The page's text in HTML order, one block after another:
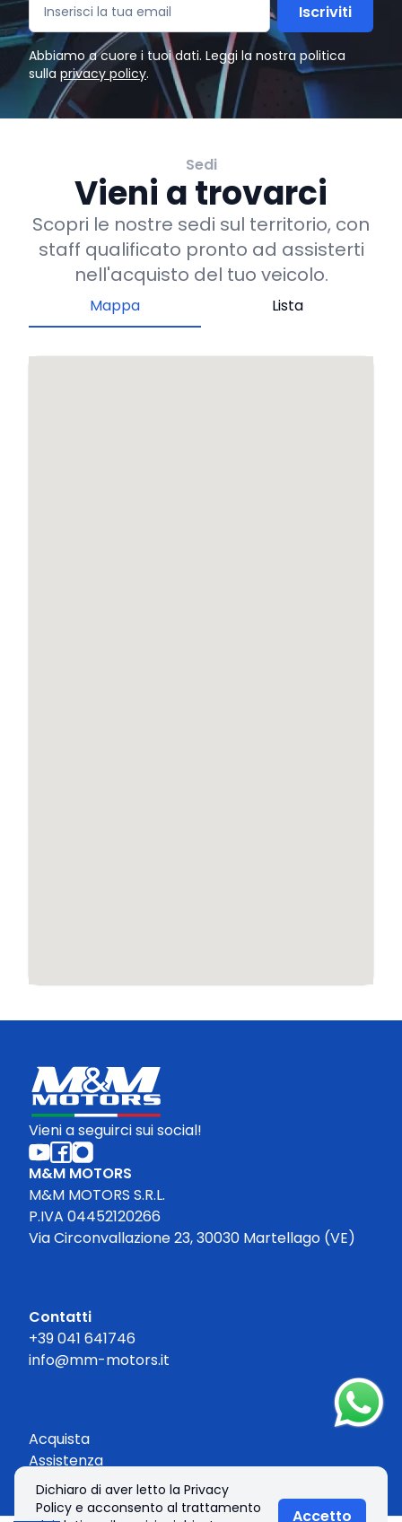
Iscriviti
Abbiamo a cuore i tuoi dati. Leggi la nostra politica
sulla privacy policy.
Sedi
Vieni a trovarci
Scopri le nostre sedi sul territorio, con
staff qualificato pronto ad assisterti
nell'acquisto del tuo veicolo.
Mappa Lista
Vieni a seguirci sui social!
M&M MOTORS
M&M MOTORS S.R.L.
P.IVA 04452120266
Via Circonvallazione 23, 30030 Martellago (VE)
Contatti
+39 041 641746
info@mm-motors.it
Acquista
Assistenza
Contatti
Dichiaro di aver letto la Privacy
Policy e acconsento al trattamento
Accetto